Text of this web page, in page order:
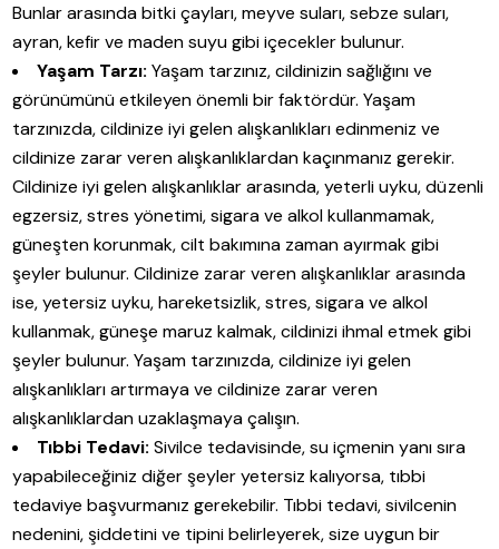
Bunlar arasında bitki çayları, meyve suları, sebze suları,
ayran, kefir ve maden suyu gibi içecekler bulunur.
Yaşam Tarzı: Yaşam tarzınız, cildinizin sağlığını ve
görünümünü etkileyen önemli bir faktördür. Yaşam
tarzınızda, cildinize iyi gelen alışkanlıkları edinmeniz ve
cildinize zarar veren alışkanlıklardan kaçınmanız gerekir.
Cildinize iyi gelen alışkanlıklar arasında, yeterli uyku, düzenli
egzersiz, stres yönetimi, sigara ve alkol kullanmamak,
güneşten korunmak, cilt bakımına zaman ayırmak gibi
şeyler bulunur. Cildinize zarar veren alışkanlıklar arasında
ise, yetersiz uyku, hareketsizlik, stres, sigara ve alkol
kullanmak, güneşe maruz kalmak, cildinizi ihmal etmek gibi
şeyler bulunur. Yaşam tarzınızda, cildinize iyi gelen
alışkanlıkları artırmaya ve cildinize zarar veren
alışkanlıklardan uzaklaşmaya çalışın.
Tıbbi Tedavi: Sivilce tedavisinde, su içmenin yanı sıra
yapabileceğiniz diğer şeyler yetersiz kalıyorsa, tıbbi
tedaviye başvurmanız gerekebilir. Tıbbi tedavi, sivilcenin
nedenini, şiddetini ve tipini belirleyerek, size uygun bir